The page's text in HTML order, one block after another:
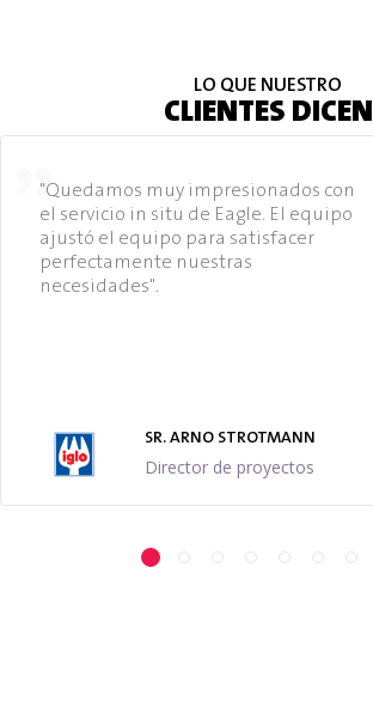
LO QUE NUESTRO
CLIENTES DICEN
"Quedamos muy impresionados con
el servicio in situ de Eagle. El equipo
ajustó el equipo para satisfacer
perfectamente nuestras
necesidades".
SR. ARNO STROTMANN
Director de proyectos